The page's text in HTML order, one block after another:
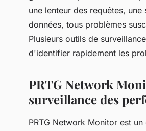
une lenteur des requêtes,
données, tous problèmes
Plusieurs outils de
d'identifier rapidement les
PRTG Network
surveillance des
PRTG Network Monitor est